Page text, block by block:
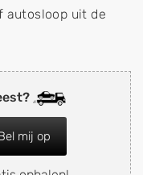
mij op
autosloop uit de
van
en
keuring). Wilt u
of brommobiel